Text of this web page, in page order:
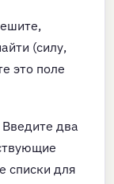
(силу,
это поле
Введите два
списки для